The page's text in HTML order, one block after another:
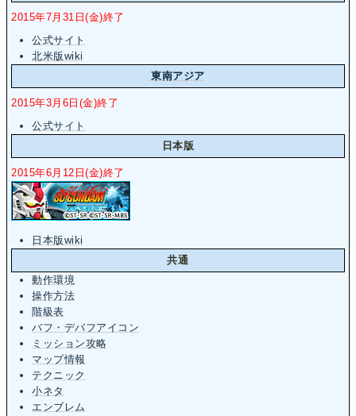
2015年7月31日(金)終了
公式サイト
北米版wiki
東南アジア
2015年3月6日(金)終了
公式サイト
日本版
2015年6月12日(金)終了
日本版wiki
共通
動作環境
操作方法
階級表
バフ・デバフアイコン
ミッション攻略
マップ情報
テクニック
小ネタ
エンブレム